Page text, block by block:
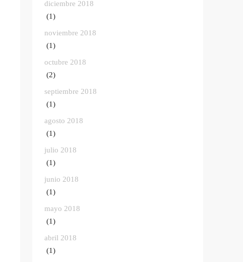
diciembre 2018
(1)
noviembre 2018
(1)
octubre 2018
(2)
septiembre 2018
(1)
agosto 2018
(1)
julio 2018
(1)
junio 2018
(1)
mayo 2018
(1)
abril 2018
(1)